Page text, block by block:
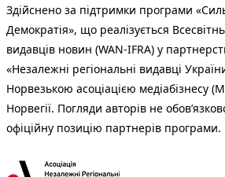
Здійснено за підтримки програми
Демократія», що реалізується
видавців новин (WAN-IFRA) у
«Незалежні регіональні видавці
Норвезькою асоціацією медіабізнесу
Норвегії. Погляди авторів не
офіційну позицію партнерів програми.